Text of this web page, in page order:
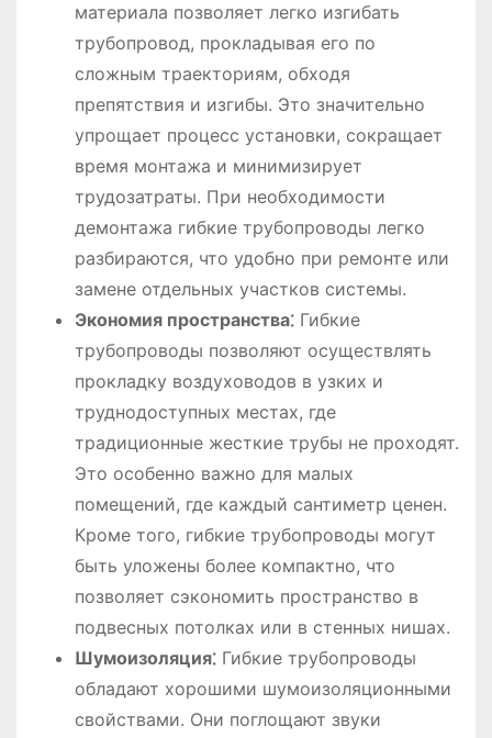
материала позволяет легко изгибать
трубопровод, прокладывая его по
сложным траекториям, обходя
препятствия и изгибы. Это значительно
упрощает процесс установки, сокращает
время монтажа и минимизирует
трудозатраты. При необходимости
демонтажа гибкие трубопроводы легко
разбираются, что удобно при ремонте или
замене отдельных участков системы.
Экономия пространства⁚Гибкие
трубопроводы позволяют осуществлять
прокладку воздуховодов в узких и
труднодоступных местах, где
традиционные жесткие трубы не проходят.
Это особенно важно для малых
помещений, где каждый сантиметр ценен.
Кроме того, гибкие трубопроводы могут
быть уложены более компактно, что
позволяет сэкономить пространство в
подвесных потолках или в стенных нишах.
Шумоизоляция⁚Гибкие трубопроводы
обладают хорошими шумоизоляционными
свойствами. Они поглощают звуки